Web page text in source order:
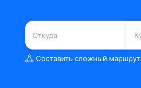
Составить сложный маршрут